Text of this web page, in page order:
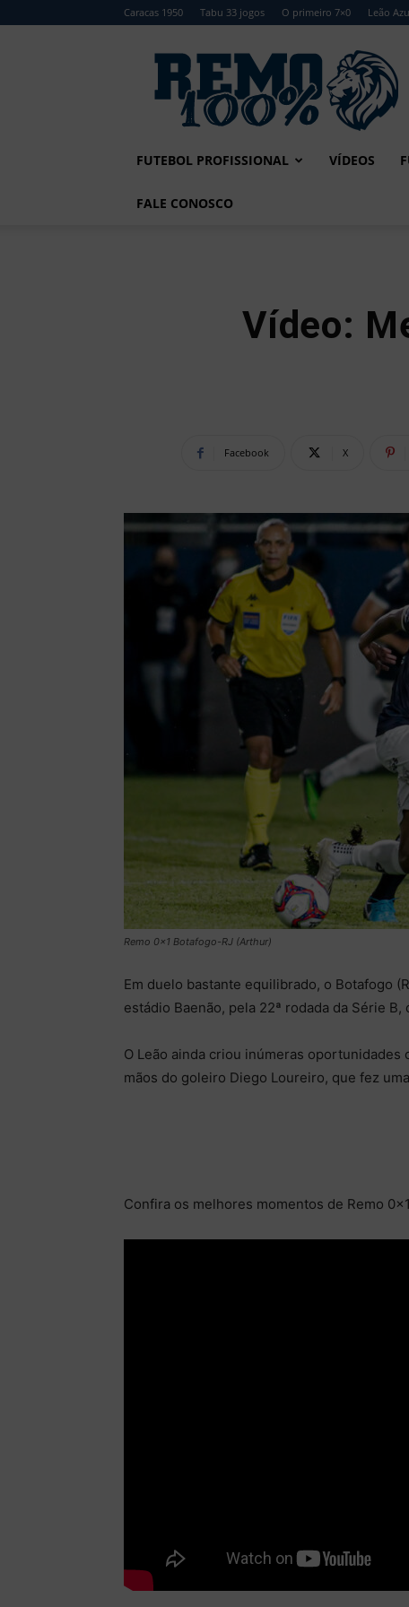
Caracas 1950 Tabu 33 jogos O primeiro 7×0 Leão
Remo
FUTEBOL PROFISSIONAL VÍDEOS
FALE CONOSCO
Vídeo:
Facebook X
Remo 0×1 Botafogo-RJ (Arthur)
Em duelo bastante equilibrado, o Botafogo
estádio Baenão, pela 22ª rodada da Série
O Leão ainda criou inúmeras oportunidades
mãos do goleiro Diego Loureiro, que fez
Confira os melhores momentos de Remo